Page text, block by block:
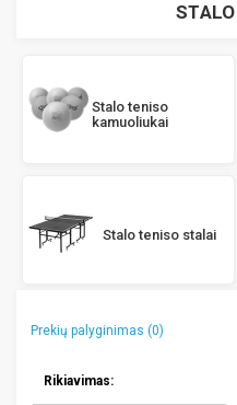
Stalo teniso
kamuoliukai
Stalo teniso stalai
Prekių palyginimas (0)
Rikiavimas: